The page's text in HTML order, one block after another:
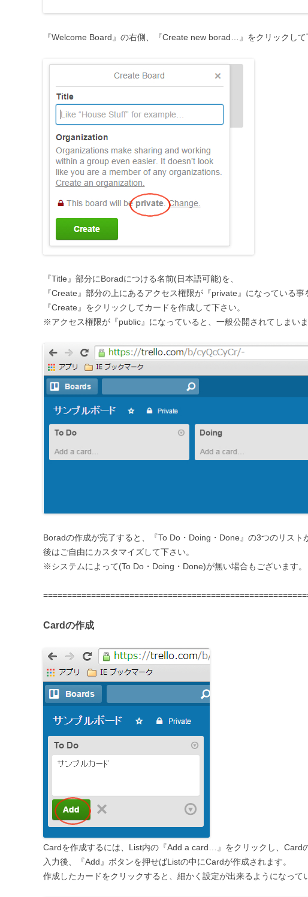
『Welcome Board』の右側、『Create new borad…』をクリックして
『Title』部分にBoradにつける名前(日本語可能)を、
『Create』部分の上にあるアクセス権限が『private』になっている事
『Create』をクリックしてカードを作成して下さい。
※アクセス権限が『public』になっていると、一般公開されてしまいま
Boradの作成が完了すると、『To Do・Doing・Done』の3つのリスト
後はご自由にカスタマイズして下さい。
※システムによって(To Do・Doing・Done)が無い場合もございます。
Cardの作成
Cardを作成するには、List内の『Add a card…』をクリックし、Card
入力後、『Add』ボタンを押せばListの中にCardが作成されます。
作成したカードをクリックすると、細かく設定が出来るようになって